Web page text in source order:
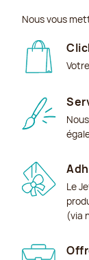
Nous vous
Le
(via